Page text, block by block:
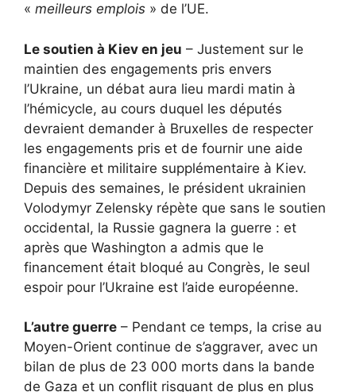
« meilleurs emplois » de l’UE.
Le soutien à Kiev en jeu – Justement sur le
maintien des engagements pris envers
l’Ukraine, un débat aura lieu mardi matin à
l’hémicycle, au cours duquel les députés
devraient demander à Bruxelles de respecter
les engagements pris et de fournir une aide
financière et militaire supplémentaire à Kiev.
Depuis des semaines, le président ukrainien
Volodymyr Zelensky répète que sans le soutien
occidental, la Russie gagnera la guerre : et
après que Washington a admis que le
financement était bloqué au Congrès, le seul
espoir pour l’Ukraine est l’aide européenne.
L’autre guerre – Pendant ce temps, la crise au
Moyen-Orient continue de s’aggraver, avec un
bilan de plus de 23 000 morts dans la bande
de Gaza et un conflit risquant de plus en plus